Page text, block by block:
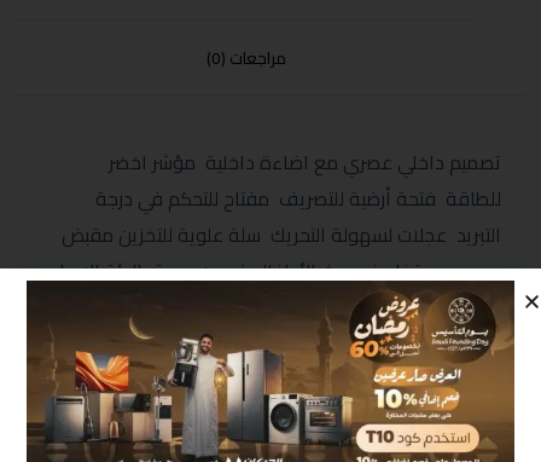
مراجعات (0)
تصميم داخلي عصري مع اضاءة داخلية مؤشر اخضر
للطاقة فتحة أرضية للتصريف مفتاح للتحكم في درجة
التبريد عجلات لسهولة التحريك سلة علوية للتخزين مقبض
يدوي مع قفل ضد عبث الأطفال فريون صديق البيئة الابعاد
(MM) 850*820*555
منتجات مشابهة